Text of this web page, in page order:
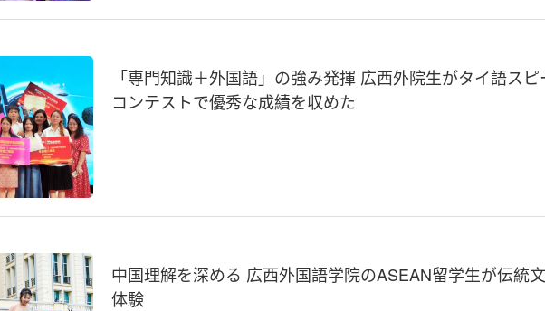
「専門知識＋外国語」の強み発揮 広西外院生がタイ語スピ
コンテストで優秀な成績を収めた
中国理解を深める 広西外国語学院のASEAN留学生が伝統
体験